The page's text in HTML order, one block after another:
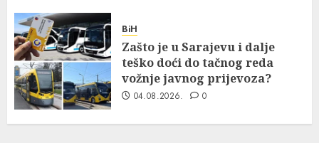
BiH
Zašto je u Sarajevu i dalje
teško doći do tačnog reda
vožnje javnog prijevoza?
04.08.2026. 0